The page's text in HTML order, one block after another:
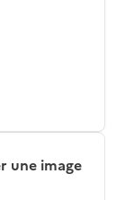
une image